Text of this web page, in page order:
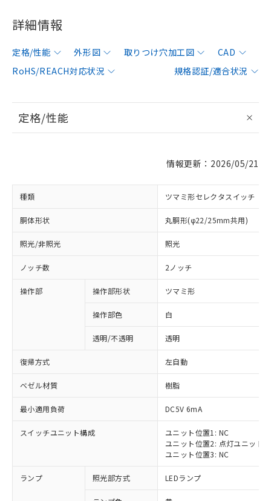
詳細情報
定格/性能 外形図 取りつけ穴加工図
CAD
RoHS/REACH対応状況
規格認証/適合状況
定格/性能
情報更新：2026/05/21
種類 ツマミ形セレクタスイッチ
胴体形状 丸胴形(φ22/25mm共用)
照光/非照光 照光
ノッチ数 2ノッチ
操作部 操作部形状 ツマミ形
操作部色 白
透明/不透明 透明
復帰方式 左自動
ベゼル材質 樹脂
最小適用負荷 DC5V 6mA
スイッチユニット構成
ユニット位置1: NC
ユニット位置2: 点灯ユニット
ユニット位置3: NC
ランプ 照光部方式 LEDランプ